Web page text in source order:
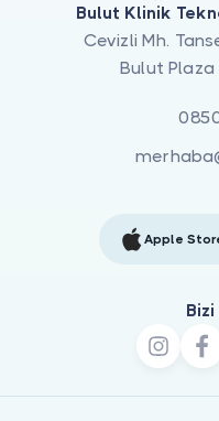
Bulut Klinik
Cevizli Mh.
Bulut
Apple